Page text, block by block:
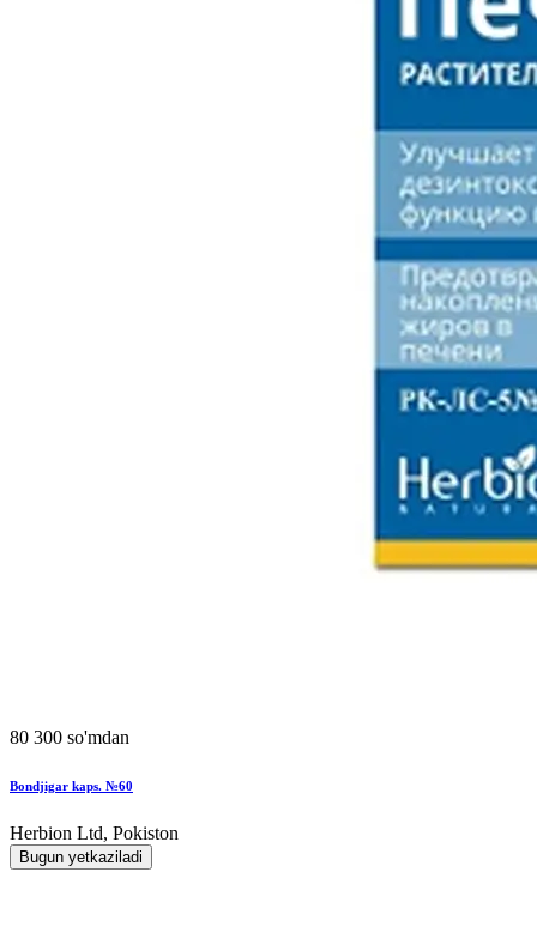
80 300 so'mdan
Bondjigar kaps. №60
Herbion Ltd, Pokiston
Bugun yetkaziladi